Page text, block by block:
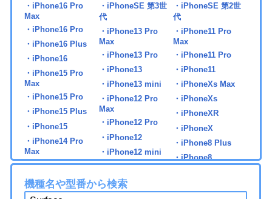
・iPhone16 Pro
Max
・iPhone16 Pro
・iPhone16 Plus
・iPhone16
・iPhone15 Pro
Max
・iPhone15 Pro
・iPhone15 Plus
・iPhone15
・iPhone14 Pro
Max
・iPhone14 Pro
・iPhone14 Plus
・iPhone14
・iPhoneSE 第3世
代
・iPhone13 Pro
Max
・iPhone13 Pro
・iPhone13
・iPhone13 mini
・iPhone12 Pro
Max
・iPhone12 Pro
・iPhone12
・iPhone12 mini
・iPhoneSE 第2世
代
・iPhone11 Pro
Max
・iPhone11 Pro
・iPhone11
・iPhoneXs Max
・iPhoneXs
・iPhoneXR
・iPhoneX
・iPhone8 Plus
・iPhone8
機種名や型番から検索